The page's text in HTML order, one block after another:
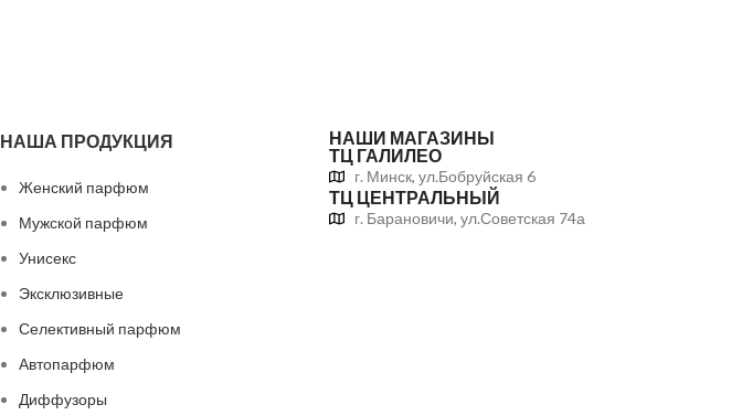
НАША ПРОДУКЦИЯ
Женский парфюм
Мужской парфюм
Унисекс
Эксклюзивные
Селективный парфюм
Автопарфюм
Диффузоры
НАШИ МАГАЗИНЫ
ТЦ ГАЛИЛЕО
г. Минск, ул.Бобруйская 6
ТЦ ЦЕНТРАЛЬНЫЙ
г. Барановичи, ул.Советская 74а